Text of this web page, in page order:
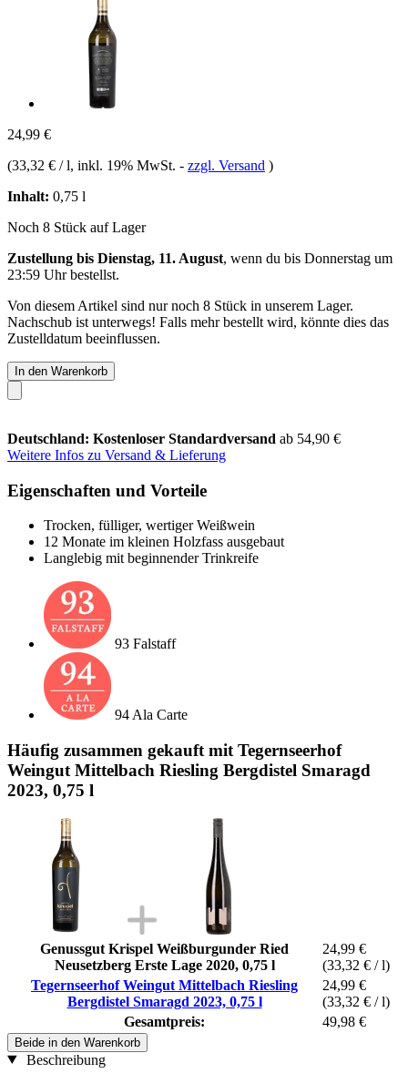
24,99 €
(33,32 € / l, inkl. 19% MwSt. - zzgl. Versand )
Inhalt: 0,75 l
Noch 8 Stück auf Lager
Zustellung bis Dienstag, 11. August, wenn du bis Donnerstag um
23:59 Uhrbestellst.
Von diesem Artikel sind nur noch 8 Stück in unserem Lager.
Nachschub ist unterwegs! Falls mehr bestellt wird, könnte dies das
Zustelldatum beeinflussen.
In den Warenkorb
Deutschland: Kostenloser Standardversand ab 54,90 €
Weitere Infos zu Versand & Lieferung
Eigenschaften und Vorteile
Trocken, fülliger, wertiger Weißwein
12 Monate im kleinen Holzfass ausgebaut
Langlebig mit beginnender Trinkreife
93 Falstaff
94 Ala Carte
Häufig zusammen gekauft mit Tegernseerhof
Weingut Mittelbach Riesling Bergdistel Smaragd
2023, 0,75 l
Genussgut Krispel Weißburgunder Ried
Neusetzberg Erste Lage 2020, 0,75 l
24,99 €
(33,32 € / l)
Tegernseerhof Weingut Mittelbach Riesling
Bergdistel Smaragd 2023, 0,75 l
24,99 €
(33,32 € / l)
Gesamtpreis:
49,98 €
Beide in den Warenkorb
Beschreibung